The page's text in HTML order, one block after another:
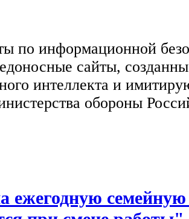
по информационной
сайты,
интеллекта и
обороны
ежегодную